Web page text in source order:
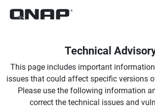
Technical
This page includes important
issues that could affect specific versions
Please use the following information
correct the technical issues and